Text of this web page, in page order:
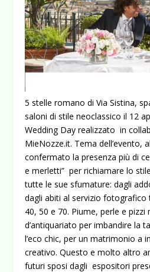
5 stelle romano di Via Sistina,
saloni di stile neoclassico il 12
Wedding Day realizzato in
MieNozze.it. Tema dell’evento,
confermato la presenza più di
e merletti” per richiamare lo
tutte le sue sfumature: dagli
dagli abiti al serviziofotografico
40, 50 e 70. Piume, perle e
d’antiquariato per imbandire la
l’eco chic, per un matrimonio a
creativo. Questo e molto altro
futuri sposi dagli espositori